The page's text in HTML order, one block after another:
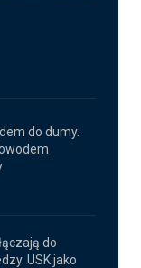
do dumy.
do
USK jako